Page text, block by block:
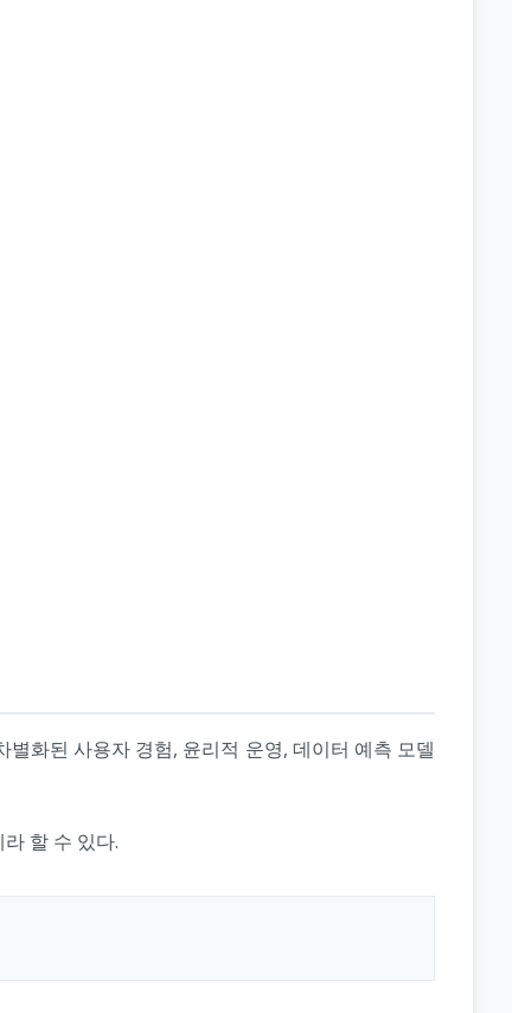
화된 사용자 경험, 윤리적 운영, 데이터 예측 모델
할 수 있다.